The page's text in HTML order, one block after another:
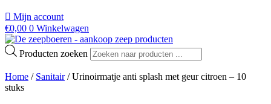
Mijn account
€0,00 0 Winkelwagen
Producten zoeken
Home / Sanitair/ Urinoirmatje anti splash met geur citroen – 10
stuks